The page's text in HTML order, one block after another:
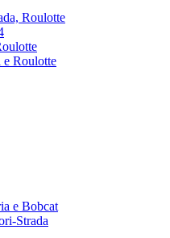
Roulotte
e Roulotte
e Bobcat
Strada